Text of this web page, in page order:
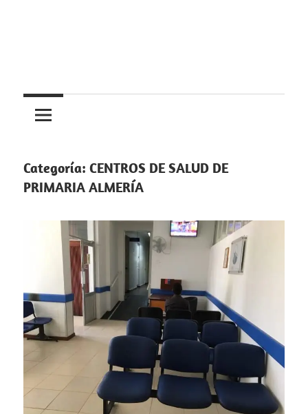
Centros
medicos
médicos,
centros
y
de
urgencias
Categoría: CENTROS DE SALUD DE
PRIMARIA ALMERÍA